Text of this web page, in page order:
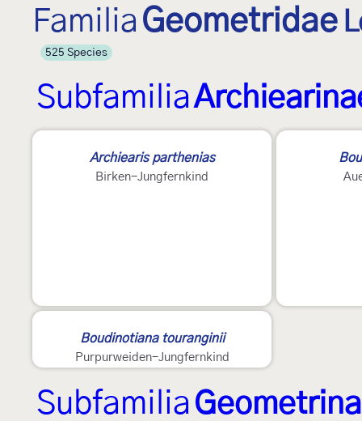
Familia Geometridae
525 Species
Subfamilia
Archiearis parthenias
Birken-Jungfernkind
Boudinotiana touranginii
Purpurweiden-Jungfernkind
Subfamilia